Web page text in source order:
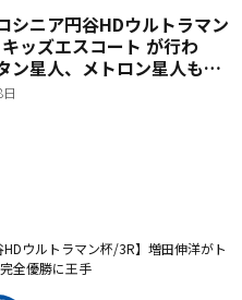
シニア円谷HDウルトラマン
ッズエスコート が行わ
ン星人、メトロン星人も交
HDウルトラマン杯/3R】増田伸洋がト
全優勝に王手